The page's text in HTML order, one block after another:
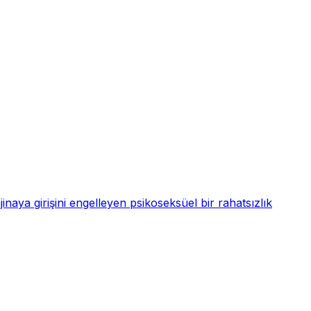
girişini engelleyen psikoseksüel bir rahatsızlık